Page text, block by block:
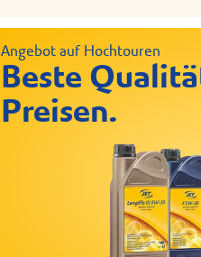
Angebot auf Hochtouren
Beste
Preisen.